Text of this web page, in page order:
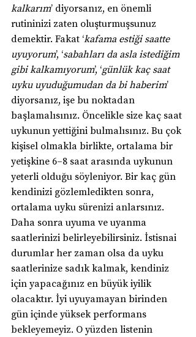
kalkarım’ diyorsanız, en önemli
rutininizi zaten oluşturmuşsunuz
demektir. Fakat ‘kafama estiği saatte
uyuyorum’, ‘sabahları da asla istediğim
gibi kalkamıyorum’, ‘günlük kaç saat
uyku uyuduğumudan da bi haberim’
diyorsanız, işe bu noktadan
başlamalısınız. Öncelikle size kaç saat
uykunun yettiğini bulmalısınız. Bu çok
kişisel olmakla birlikte, ortalama bir
yetişkine 6–8 saat arasında uykunun
yeterli olduğu söyleniyor. Bir kaç gün
kendinizi gözlemledikten sonra,
ortalama uyku sürenizi anlarsınız.
Daha sonra uyuma ve uyanma
saatlerinizi belirleyebilirsiniz. İstisnai
durumlar her zaman olsa da uyku
saatlerinize sadık kalmak, kendiniz
için yapacağınız en büyük iyilik
olacaktır. İyi uyuyamayan birinden
gün içinde yüksek performans
bekleyemeyiz. O yüzden listenin